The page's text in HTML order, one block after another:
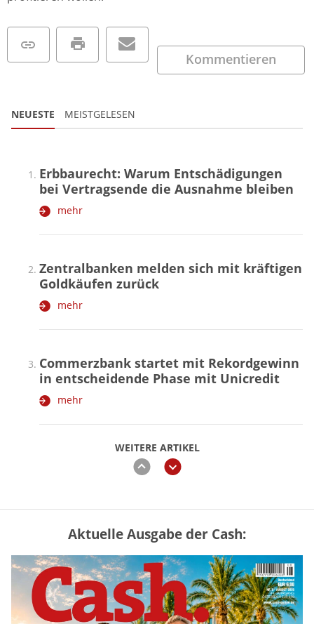
Kommentieren
NEUESTE MEISTGELESEN
WEITERE ARTIKEL
zurückweiter
Erbbaurecht: Warum Entschädigungen
bei Vertragsende die Ausnahme bleiben
mehr
Zentralbanken melden sich mit kräftigen
Goldkäufen zurück
mehr
Commerzbank startet mit Rekordgewinn
in entscheidende Phase mit Unicredit
mehr
Mütterrente III Tabelle: So viel Renten-
Nachzahlung ist pro Kind möglich
mehr
Aktuelle Ausgabe der Cash: